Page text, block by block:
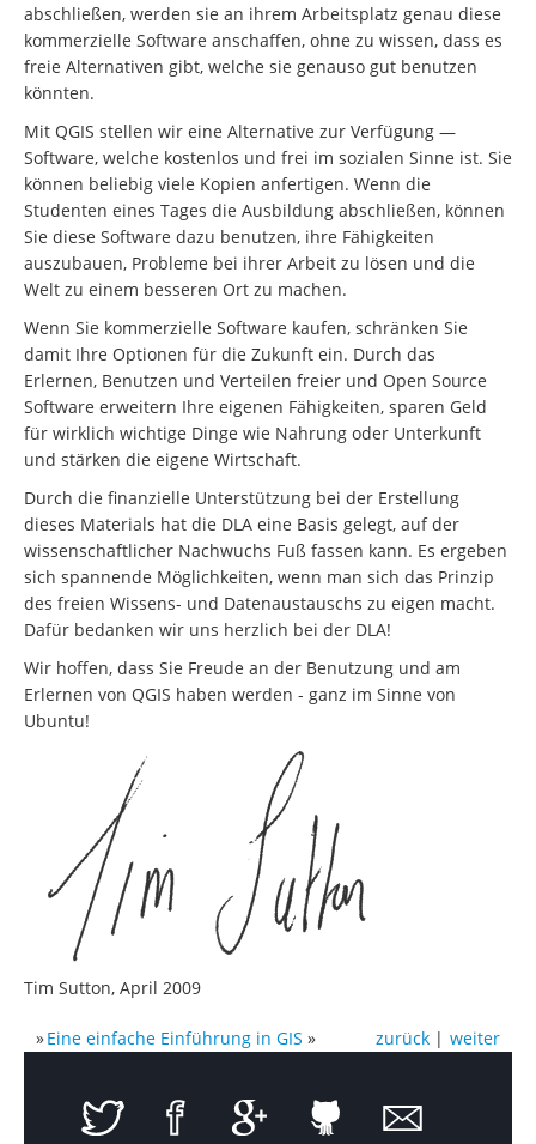
abschließen, werden sie an ihrem Arbeitsplatz genau diese
kommerzielle Software anschaffen, ohne zu wissen, dass es
freie Alternativen gibt, welche sie genauso gut benutzen
könnten.
Mit QGIS stellen wir eine Alternative zur Verfügung —
Software, welche kostenlos und frei im sozialen Sinne ist. Sie
können beliebig viele Kopien anfertigen. Wenn die
Studenten eines Tages die Ausbildung abschließen, können
Sie diese Software dazu benutzen, ihre Fähigkeiten
auszubauen, Probleme bei ihrer Arbeit zu lösen und die
Welt zu einem besseren Ort zu machen.
Wenn Sie kommerzielle Software kaufen, schränken Sie
damit Ihre Optionen für die Zukunft ein. Durch das
Erlernen, Benutzen und Verteilen freier und Open Source
Software erweitern Ihre eigenen Fähigkeiten, sparen Geld
für wirklich wichtige Dinge wie Nahrung oder Unterkunft
und stärken die eigene Wirtschaft.
Durch die finanzielle Unterstützung bei der Erstellung
dieses Materials hat die DLA eine Basis gelegt, auf der
wissenschaftlicher Nachwuchs Fuß fassen kann. Es ergeben
sich spannende Möglichkeiten, wenn man sich das Prinzip
des freien Wissens- und Datenaustauschs zu eigen macht.
Dafür bedanken wir uns herzlich bei der DLA!
Wir hoffen, dass Sie Freude an der Benutzung und am
Erlernen von QGIS haben werden - ganz im Sinne von
Ubuntu!
Tim Sutton, April 2009
weiter
zurück |
»Eine einfache Einführung in GIS »